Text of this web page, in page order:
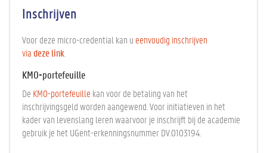
Inschrijven
Voor deze micro-credential kan u eenvoudig inschrijven
viadeze link
KMO-portefeuille
De KMO-portefeuille kan voor de betaling van het
inschrijvingsgeld worden aangewend. Voor initiatieven in het
kader van levenslang leren waarvoor je inschrijft bij de academie
gebruik je het UGent-erkenningsnummer DV.O103194.